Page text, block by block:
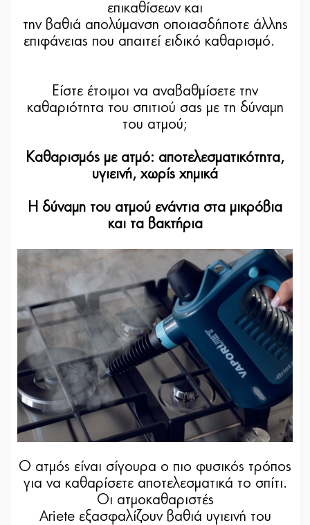
επικαθίσεων και
την βαθιά απολύμανση οποιασδήποτε άλλης
επιφάνειας που απαιτεί ειδικό καθαρισμό.
Είστε έτοιμοι να αναβαθμίσετε την
καθαριότητα του σπιτιού σας με τη δύναμη
του ατμού;
Καθαρισμός με ατμό: αποτελεσματικότητα,
υγιεινή, χωρίς χημικά
Η δύναμη του ατμού ενάντια στα μικρόβια
και τα βακτήρια
Ο ατμός είναι σίγουρα ο πιο φυσικός τρόπος
για να καθαρίσετε αποτελεσματικά το σπίτι.
Οι ατμοκαθαριστές
Ariete εξασφαλίζουν βαθιά υγιεινή του